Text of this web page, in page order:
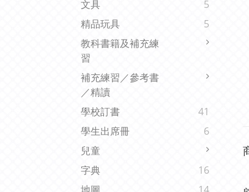
文具
5
精品玩具
5
教科書籍及補充練
習
補充練習／參考書
／精讀
學校訂書
41
學生出席冊
6
兒童
字典
16